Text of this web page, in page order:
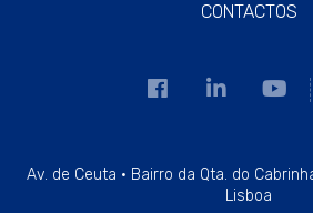
CONTACTOS
Link
página
Link
página
Av. de Ceuta · Bairro da Qta. do
Lisboa